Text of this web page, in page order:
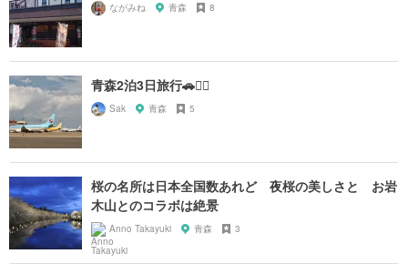
ながみね 青森 8
青森2泊3日旅行🚗🚶‍♀️
Sak 青森 5
桜の名所は日本全国数あれど 夜桜の美しさと お岩
木山とのコラボは絶景
Anno Takayuki 青森 3